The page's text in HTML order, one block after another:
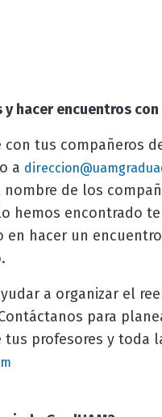
hacer encuentros con
tus compañeros
a
de los
hemos encontrado
hacer un
a organizar el
para
profesores y toda